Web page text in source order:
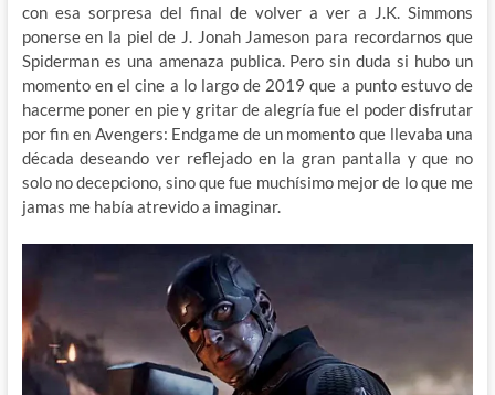
con esa sorpresa del final de volver a ver a J.K. Simmons
ponerse en la piel de J. Jonah Jameson para recordarnos que
Spiderman es una amenaza publica. Pero sin duda si hubo un
momento en el cine a lo largo de 2019 que a punto estuvo de
hacerme poner en pie y gritar de alegría fue el poder disfrutar
por fin en Avengers: Endgame de un momento que llevaba una
década deseando ver reflejado en la gran pantalla y que no
solo no decepciono, sino que fue muchísimo mejor de lo que me
jamas me había atrevido a imaginar.